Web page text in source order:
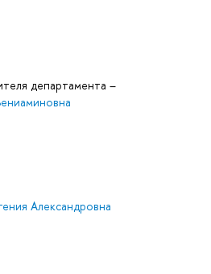
департамента –
Александровна